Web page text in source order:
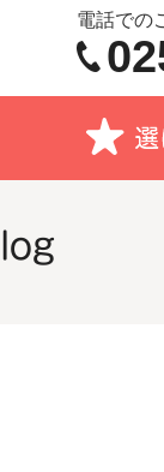
電話での